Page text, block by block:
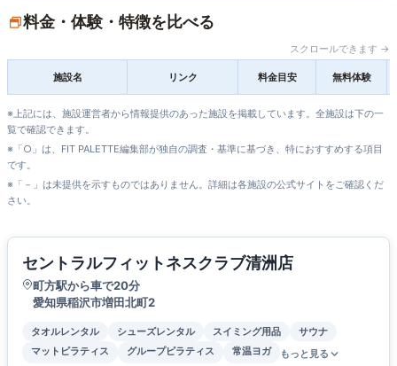
料金・体験・特徴を比べる
スクロールできます →
施設名 リンク 料金目安 無料体験
※上記には、施設運営者から情報提供のあった施設を掲載しています。全施設は下の一
覧で確認できます。
※「○」は、FIT PALETTE編集部が独自の調査・基準に基づき、特におすすめする項目
です。
※「－」は未提供を示すものではありません。詳細は各施設の公式サイトをご確認くだ
さい。
セントラルフィットネスクラブ清洲店
町方駅から車で20分
愛知県稲沢市増田北町2
タオルレンタル シューズレンタル スイミング用品
サウナ
マットピラティス
グループピラティス 常温ヨガ もっと見る